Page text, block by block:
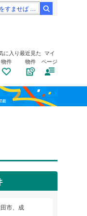
耳をすませば スタジオジブリ
に入り
物件
最近見た
物件
マイ
ページ
市、成
～小田原）
（0）